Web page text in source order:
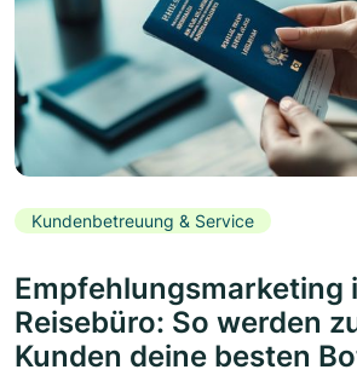
Kundenbetreuung & Service
Empfehlungsmarketing
Reisebüro: So werden
Kunden deine besten